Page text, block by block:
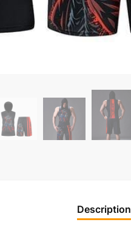
Description